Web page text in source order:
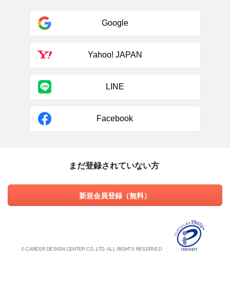
Google
Yahoo! JAPAN
LINE
Facebook
まだ登録されていない方
新規会員登録（無料）
© CAREER DESIGN CENTER CO.,LTD. ALL RIGHTS RESERVED